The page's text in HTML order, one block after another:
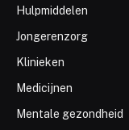
Hulpmiddelen
Jongerenzorg
Klinieken
Medicijnen
Mentale gezondheid